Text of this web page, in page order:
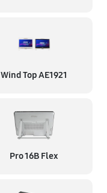
Wind Top AE1921
Pro 16B Flex